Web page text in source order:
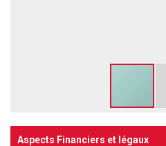
Aspects Financiers et légaux